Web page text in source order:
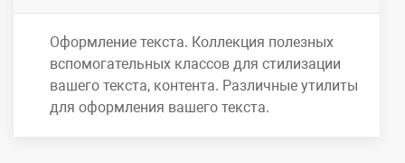
Оформление текста. Коллекция полезных
вспомогательных классов для стилизации
вашего текста, контента. Различные утилиты
для оформления вашего текста.